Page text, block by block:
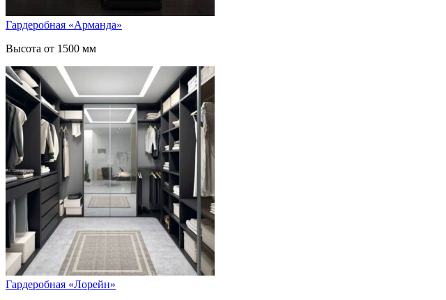
Гардеробная «Арманда»
Высота от 1500 мм
Гардеробная «Лорейн»